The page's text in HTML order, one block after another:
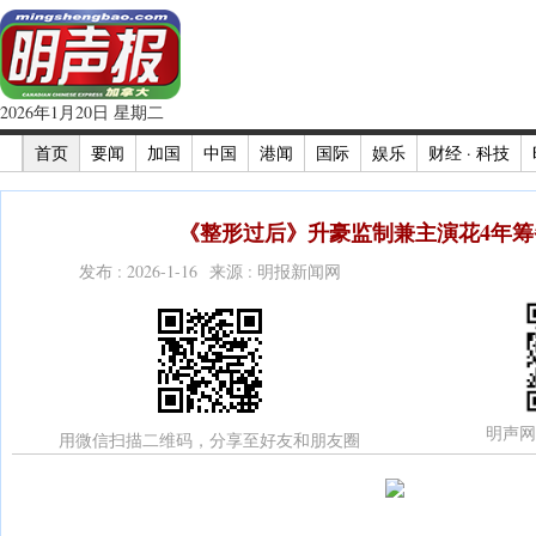
2026年1月20日 星期二
首页
要闻 加国 中国 港闻 国际 娱乐 财经 · 科技
《整形过后》升豪监制兼主演花4年
发布 : 2026-1-16 来源 : 明报新闻网
用微信扫描二维码，分享至好友和朋友圈 明声